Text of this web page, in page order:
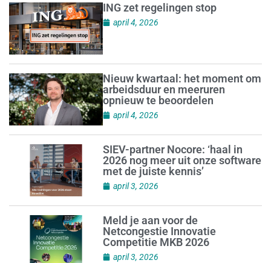
ING zet regelingen stop
april 4, 2026
Nieuw kwartaal: het moment om
arbeidsduur en meeruren
opnieuw te beoordelen
april 4, 2026
SIEV-partner Nocore: ‘haal in
2026 nog meer uit onze software
met de juiste kennis’
april 3, 2026
Meld je aan voor de
Netcongestie Innovatie
Competitie MKB 2026
april 3, 2026